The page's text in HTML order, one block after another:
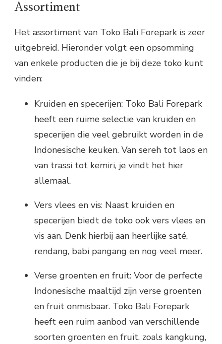
Assortiment
Het assortiment van Toko Bali Forepark is zeer
uitgebreid. Hieronder volgt een opsomming
van enkele producten die je bij deze toko kunt
vinden:
Kruiden en specerijen: Toko Bali Forepark
heeft een ruime selectie van kruiden en
specerijen die veel gebruikt worden in de
Indonesische keuken. Van sereh tot laos en
van trassi tot kemiri, je vindt het hier
allemaal.
Vers vlees en vis: Naast kruiden en
specerijen biedt de toko ook vers vlees en
vis aan. Denk hierbij aan heerlijke saté,
rendang, babi pangang en nog veel meer.
Verse groenten en fruit: Voor de perfecte
Indonesische maaltijd zijn verse groenten
en fruit onmisbaar. Toko Bali Forepark
heeft een ruim aanbod van verschillende
soorten groenten en fruit, zoals kangkung,